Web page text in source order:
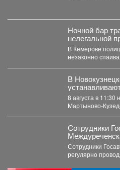
Ночной бар
нелегальной
В Кемерове
незаконно спаивали
️В
котором
двое из
8 августа в 11:30
Мартыново-
Сотрудники
направленные
нарушений
водителями
Сотрудники
регулярно